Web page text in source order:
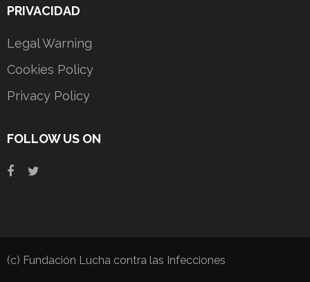
PRIVACIDAD
Legal Warning
Cookies Policy
Privacy Policy
FOLLOW US ON
(c) Fundación Lucha contra las Infecciones